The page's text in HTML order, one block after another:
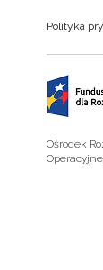
Polityka
Ośrodek